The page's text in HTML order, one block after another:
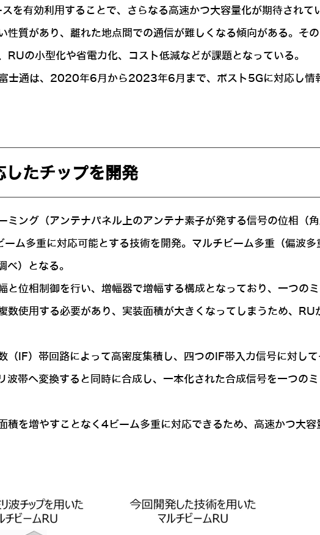
を有効利用することで、さらなる高速かつ大容量化が期待され
質があり、離れた地点間での通信が難しくなる傾向がある。そ
の小型化や省電力化、コスト低減などが課題となっている。
士通は、2020年6月から2023年6月まで、ポスト5Gに対応し情
たチップを開発
ミング（アンテナパネル上のアンテナ素子が発する信号の位相（
ム多重に対応可能とする技術を開発。マルチビーム多重（偏波
）となる。
と位相制御を行い、増幅器で増幅する構成となっており、一つの
数使用する必要があり、実装面積が大きくなってしまうため、
IF）帯回路によって高密度集積し、四つのIF帯入力信号に対し
帯へ変換すると同時に合成し、一本化された合成信号を一つの
積を増やすことなく4ビーム多重に対応できるため、高速かつ大